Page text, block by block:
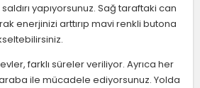
yapıyorsunuz. Sağ taraftaki can
enerjinizi arttırıp mavi renkli butona
farklı süreler veriliyor. Ayrıca her
ile mücadele ediyorsunuz. Yolda